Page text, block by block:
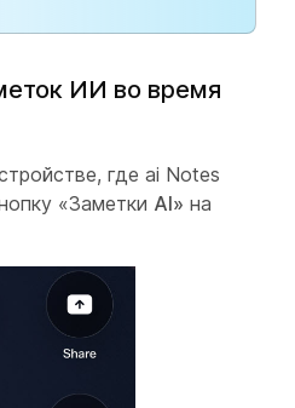
ИИ во время
где ai Notes
«Заметки AI» на